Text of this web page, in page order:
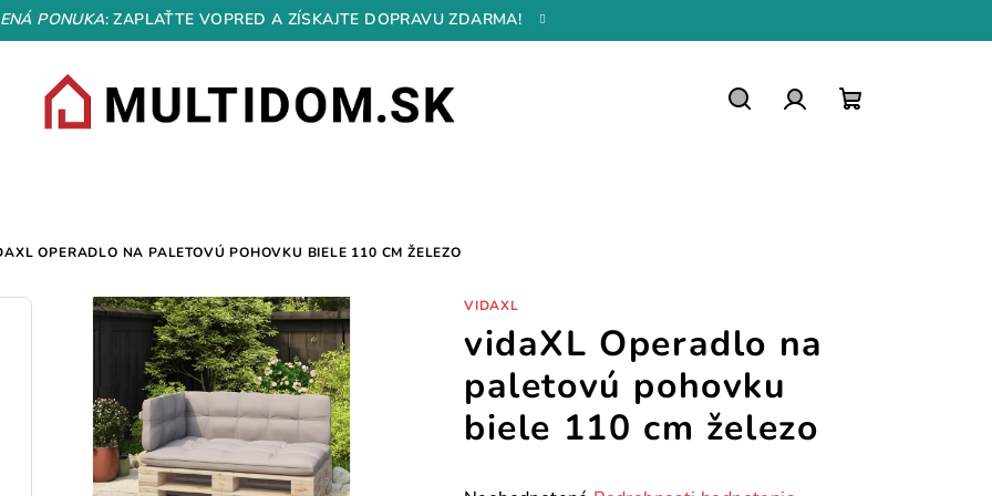
PONUKA: ZAPLAŤTE VOPRED A ZÍSKAJTE DOPRAVU ZDARMA!
OPERADLO NA PALETOVÚ POHOVKU BIELE 110 CM ŽELEZO
VIDAXL
vidaXL Operadlo na
paletovú pohovku
biele 110 cm železo